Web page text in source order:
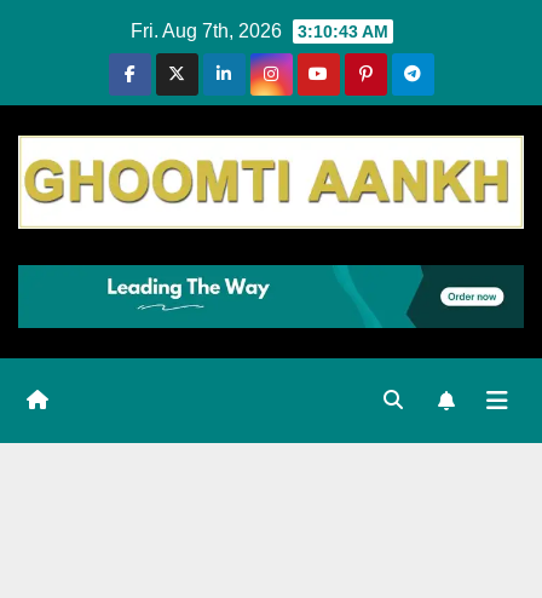
Fri. Aug 7th, 2026 3:10:44 AM